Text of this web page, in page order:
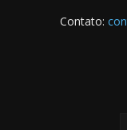
Contato: